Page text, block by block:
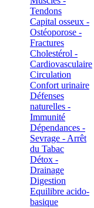
Tendons
Capital osseux -
Ostéoporose -
Fractures
Cholestérol -
Cardiovasculaire
Circulation
Confort urinaire
Défenses
naturelles -
Immunité
Dépendances -
Sevrage - Arrêt
du Tabac
Détox -
Drainage
Digestion
Equilibre acido-
basique